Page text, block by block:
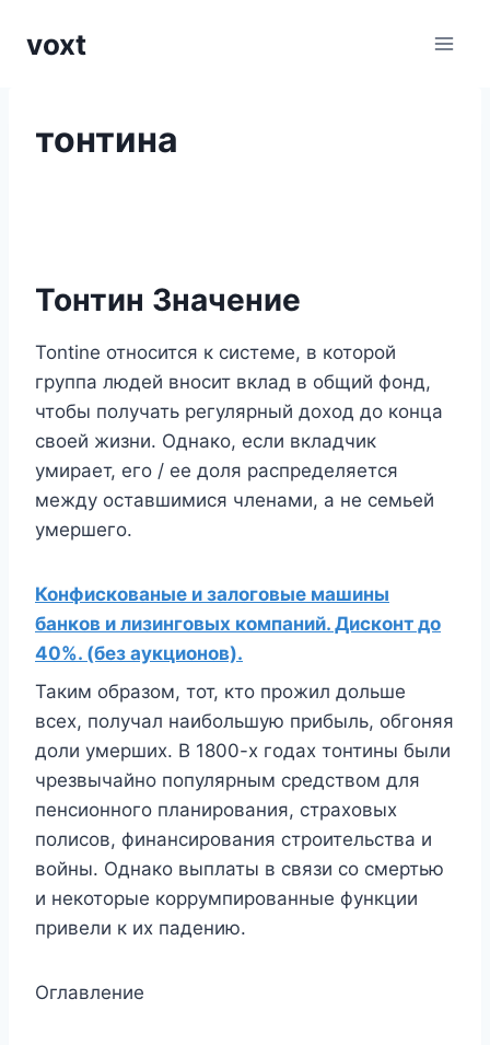
voxt
тонтина
Тонтин Значение
Tontine относится к системе, в которой
группа людей вносит вклад в общий фонд,
чтобы получать регулярный доход до конца
своей жизни. Однако, если вкладчик
умирает, его / ее доля распределяется
между оставшимися членами, а не семьей
умершего.
Конфискованые и залоговые машины
банков и лизинговых компаний. Дисконт до
40%. (без аукционов).
Таким образом, тот, кто прожил дольше
всех, получал наибольшую прибыль, обгоняя
доли умерших. В 1800-х годах тонтины были
чрезвычайно популярным средством для
пенсионного планирования, страховых
полисов, финансирования строительства и
войны. Однако выплаты в связи со смертью
и некоторые коррумпированные функции
привели к их падению.
Оглавление